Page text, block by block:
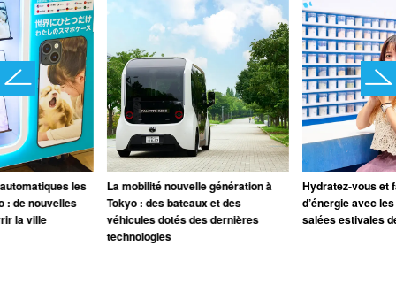
les
: de nouvelles
la ville
La mobilité nouvelle génération à
Tokyo : des bateaux et des
véhicules dotés des dernières
technologies
Hydratez-vous et
d’énergie avec
salées estivales